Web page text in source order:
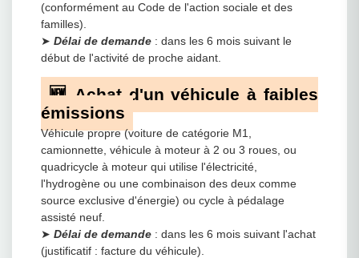
(conformément au Code de l'action sociale et des
familles).
➤ Délai de demande : dans les 6 mois suivant le
début de l'activité de proche aidant.
🆕 Achat d'un véhicule à faibles
émissions
Véhicule propre (voiture de catégorie M1,
camionnette, véhicule à moteur à 2 ou 3 roues, ou
quadricycle à moteur qui utilise l'électricité,
l'hydrogène ou une combinaison des deux comme
source exclusive d'énergie) ou cycle à pédalage
assisté neuf.
➤ Délai de demande : dans les 6 mois suivant l'achat
(justificatif : facture du véhicule).